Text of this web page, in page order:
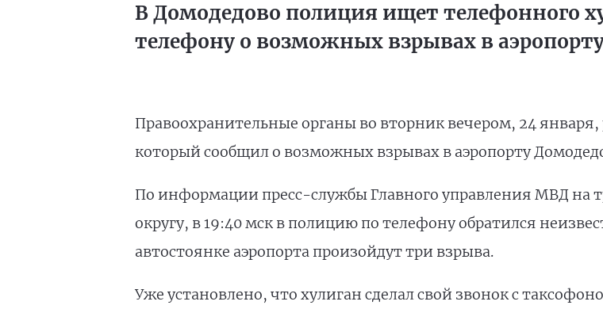
В Домодедово полиция ищет телефонного
телефону о возможных взрывах в
Правоохранительные органы во вторник вечером, 24
который сообщил о возможных взрывах в аэропорту
По информации пресс-службы Главного управления МВД на
округу, в 19:40 мск в полицию по телефону обратился
автостоянке аэропорта произойдут три взрыва.
Уже установлено, что хулиган сделал свой звонок с